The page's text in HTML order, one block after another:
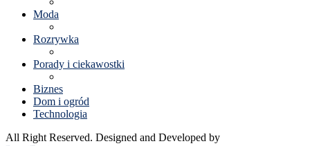
Moda
Rozrywka
Porady i ciekawostki
Biznes
Dom i ogród
Technologia
All Right Reserved. Designed and Developed by